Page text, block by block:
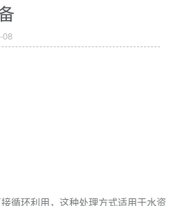
循环利用，这种处理方式适用于水资